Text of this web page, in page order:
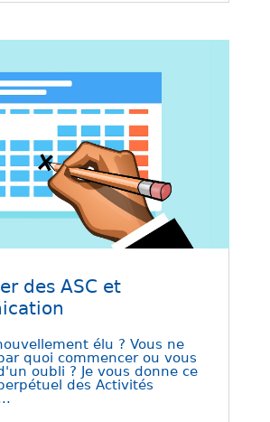
des ASC et
élu ? Vous ne
quoi commencer ou vous
oubli ? Je vous donne ce
des Activités